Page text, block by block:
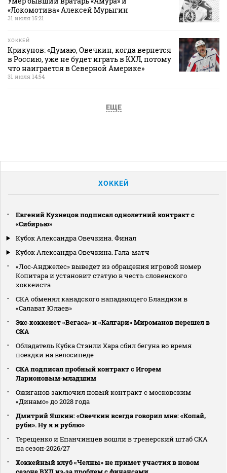
«Локомотива» Алексей Мурыгин
31 июля 15:21
ХОККЕЙ
Крикунов: «Думаю, Овечкин, когда вернется
в Россию, уже не будет играть в КХЛ, потому
что наиграется в Северной Америке»
31 июля 14:54
ЕЩЕ
ХОККЕЙ
Евгений Кузнецов подписал однолетний контракт с
«Сибирью»
Кубок Александра Овечкина. Финал
Кубок Александра Овечкина. Гала-матч
«Лос‑Анджелес» выведет из обращения игровой номер
Копитара и установит статую в честь словенского
хоккеиста
СКА обменял канадского нападающего Бландизи в
«Салават Юлаев»
Экс‑хоккеист «Вегаса» и «Калгари» Мироманов перешел в
СКА
Обладатель Кубка Стэнли Хара сбил бегуна во время
поездки на велосипеде
СКА подписал пробный контракт с Игорем
Ларионовым‑младшим
Ожиганов заключил новый контракт с московским
«Динамо» до 2028 года
Дмитрий Яшкин: «Овечкин всегда говорил мне: «Копай,
руби». Ну я и рублю»
Терещенко и Епанчинцев вошли в тренерский штаб СКА
на сезон‑2026/27
Хоккейный клуб «Челны» не примет участия в новом